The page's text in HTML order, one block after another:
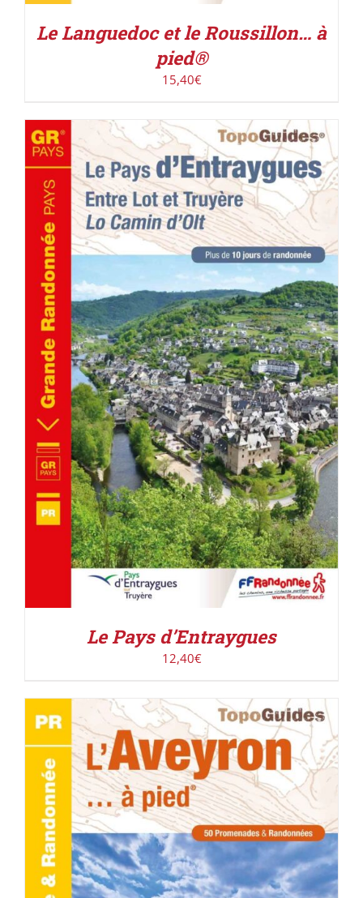
Le Languedoc et le Roussillon… à
pied®
15,40€
ACHETER LE PRODUIT / DÉTAILS
Le Pays d’Entraygues
12,40€